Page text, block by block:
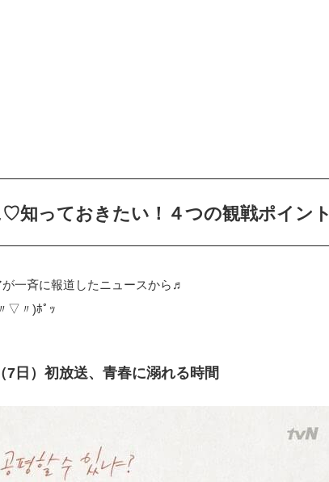
♡知っておきたい！４つの観戦ポイント
一斉に報道したニュースから♬
▽〃)ﾎﾟｯ
7日）初放送、青春に溺れる時間